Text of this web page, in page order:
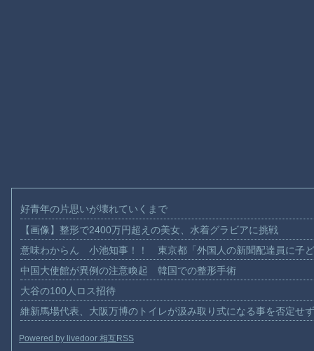
好青年の片思いが壊れていくまで
【画像】整形で2400万円超えの美女、水着グラビアに挑戦
意味わからん 小池知事！！ 東京都「外国人の新聞配達員に子
中国大使館が異例の注意喚起 韓国での整形手術
大谷の100人ロス招待
維新馬場代表、大阪万博のトイレが汲み取り式になる事を否定せ
Powered by livedoor 相互RSS